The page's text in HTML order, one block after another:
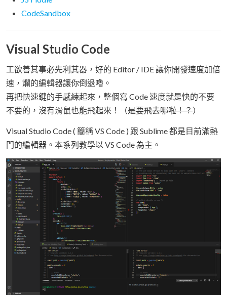
CodeSandbox
Visual Studio Code
工欲善其事必先利其器，好的 Editor / IDE 讓你開發速度加倍
速，爛的編輯器讓你倒退嚕。
再把快速鍵的手感練起來，整個寫 Code 速度就是快的不要
不要的，沒有滑鼠也能飛起來！（是要飛去哪啦！？）
Visual Studio Code ( 簡稱 VS Code ) 跟 Sublime 都是目前滿熱
門的編輯器。本系列教學以 VS Code 為主。